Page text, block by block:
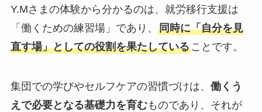
Y.Mさまの体験から分かるのは、就労移行支援は
「働くための練習場」であり、 同時に「自分を見
直す場」としての役割を果たしていることです。
集団での学びやセルフケアの習慣づけは、 働くう
えで必要となる基礎力を育むものであり、それが